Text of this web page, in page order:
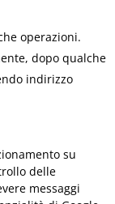
operazioni.
dopo qualche
indirizzo
su
delle
messaggi